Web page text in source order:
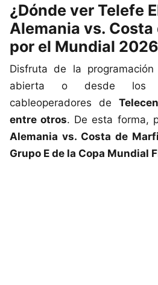
¿Dónde ver Telefe
Alemania vs.
por el Mundial
Disfruta de la
abierta o desde los
cableoperadores de
entre otros. De esta forma,
Alemania vs. Costa de
Grupo E de la Copa Mundial